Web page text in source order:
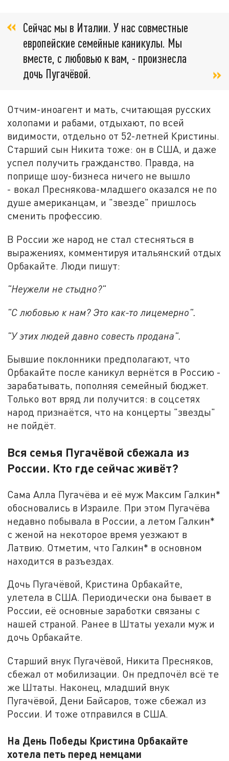
Сейчас мы в Италии. У нас совместные
европейские семейные каникулы. Мы
вместе, с любовью к вам, - произнесла
дочь Пугачёвой.
Отчим-иноагент и мать, считающая русских
холопами и рабами, отдыхают, по всей
видимости, отдельно от 52-летней Кристины.
Старший сын Никита тоже: он в США, и даже
успел получить гражданство. Правда, на
поприще шоу-бизнеса ничего не вышло
- вокал Преснякова-младшего оказался не по
душе американцам, и "звезде" пришлось
сменить профессию.
В России же народ не стал стесняться в
выражениях, комментируя итальянский отдых
Орбакайте. Люди пишут:
"Неужели не стыдно?"
"С любовью к нам? Это как-то лицемерно".
"У этих людей давно совесть продана".
Бывшие поклонники предполагают, что
Орбакайте после каникул вернётся в Россию -
зарабатывать, пополняя семейный бюджет.
Только вот вряд ли получится: в соцсетях
народ признаётся, что на концерты "звезды"
не пойдёт.
Вся семья Пугачёвой сбежала из
России. Кто где сейчас живёт?
Сама Алла Пугачёва и её муж Максим Галкин*
обосновались в Израиле. При этом Пугачёва
недавно побывала в России, а летом Галкин*
с женой на некоторое время уезжают в
Латвию. Отметим, что Галкин* в основном
находится в разъездах.
Дочь Пугачёвой, Кристина Орбакайте,
улетела в США. Периодически она бывает в
России, её основные заработки связаны с
нашей страной. Ранее в Штаты уехали муж и
дочь Орбакайте.
Старший внук Пугачёвой, Никита Пресняков,
сбежал от мобилизации. Он предпочёл всё те
же Штаты. Наконец, младший внук
Пугачёвой, Дени Байсаров, тоже сбежал из
России. И тоже отправился в США.
На День Победы Кристина Орбакайте
хотела петь перед немцами